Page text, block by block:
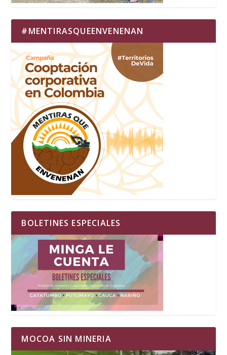
#MENTIRASQUEENVENENAN
BOLETINES ESPECIALES
MOCOA SIN MINERIA